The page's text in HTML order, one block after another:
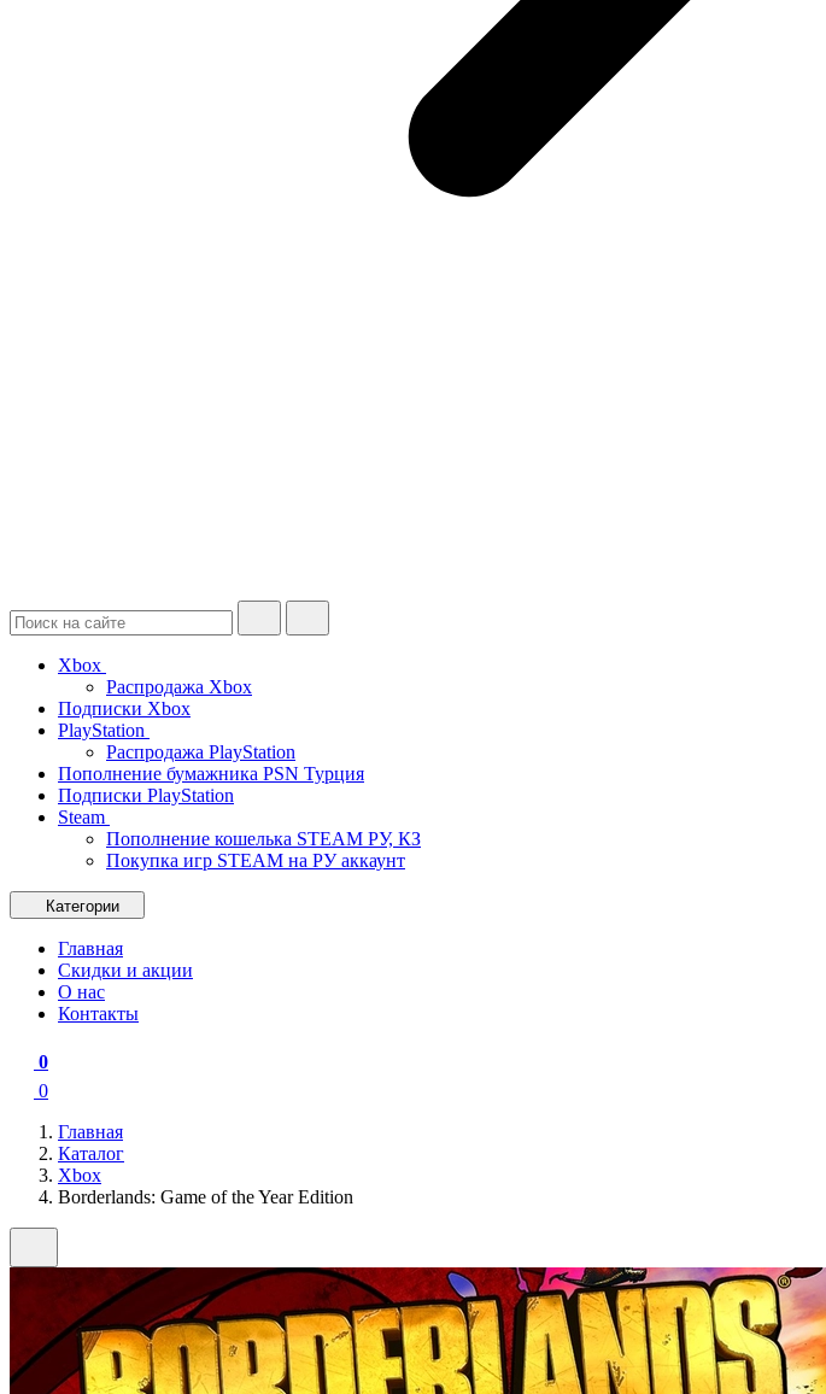
Xbox
Распродажа Xbox
Подписки Xbox
PlayStation
Распродажа PlayStation
Пополнение бумажника PSN Турция
Подписки PlayStation
Steam
Пополнение кошелька STEAM РУ, КЗ
Покупка игр STEAM на РУ аккаунт
Категории
Главная
Скидки и акции
О нас
Контакты
0
0
Главная
Каталог
Xbox
Borderlands: Game of the Year Edition